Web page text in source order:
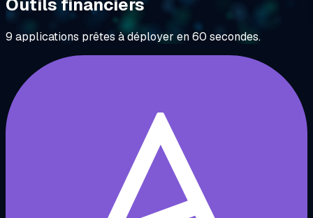
Outils financiers
9 applications prêtes à déployer en 60 secondes.